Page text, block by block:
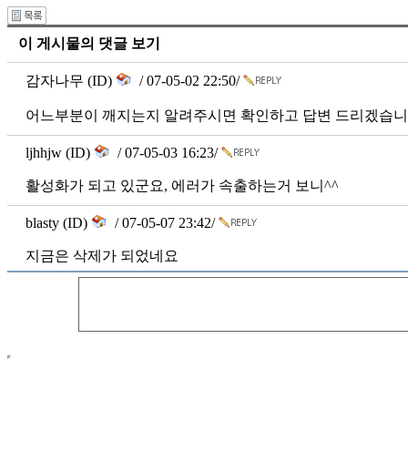
이 게시물의 댓글 보기
감자나무 (ID) / 07-05-02 22:50/
어느부분이 깨지는지 알려주시면 확인하고 답변 드리겠습
ljhhjw (ID) / 07-05-03 16:23/
활성화가 되고 있군요, 에러가 속출하는거 보니^^
blasty (ID) / 07-05-07 23:42/
지금은 삭제가 되었네요